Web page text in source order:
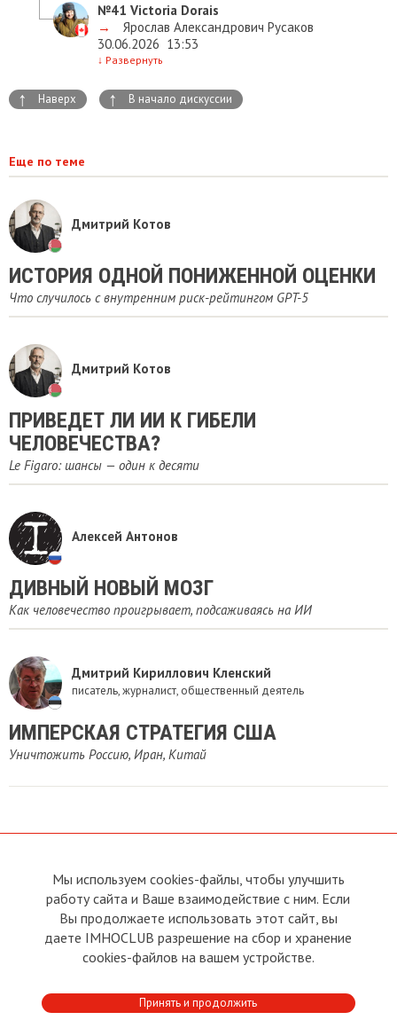
№41 Victoria Dorais
→
Ярослав Александрович Русаков
30.06.2026 13:53
↓ Развернуть
↑ Наверх ↑ В начало дискуссии
Еще по теме
Дмитрий Котов
ИСТОРИЯ ОДНОЙ ПОНИЖЕННОЙ ОЦЕНКИ
Что случилось с внутренним риск-рейтингом GPT-5
Дмитрий Котов
ПРИВЕДЕТ ЛИ ИИ К ГИБЕЛИ
ЧЕЛОВЕЧЕСТВА?
Le Figaro: шансы — один к десяти
Алексей Антонов
ДИВНЫЙ НОВЫЙ МОЗГ
Как человечество проигрывает, подсаживаясь на ИИ
Дмитрий Кириллович Кленский
писатель, журналист, общественный деятель
ИМПЕРСКАЯ СТРАТЕГИЯ США
Уничтожить Россию, Иран, Китай
О сайте
Условия пользования
Политика конфиденциальности
Прямая связь с
Председателем
Прямая связь c членами клуба
Реклама
Контакты
Club
Мы используем cookies-файлы, чтобы улучшить
работу сайта и Ваше взаимодействие с ним. Если
Вы продолжаете использовать этот сайт, вы
даете IMHOCLUB разрешение на сбор и хранение
cookies-файлов на вашем устройстве.
Принять и продолжить